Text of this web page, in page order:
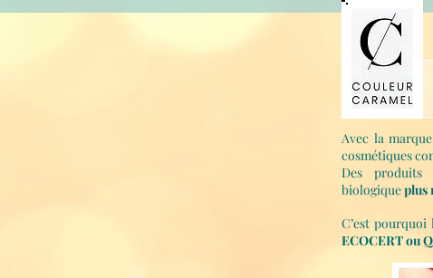
Avec la
cosmétiques
Des produits
biologiqueplus
C’est
ECOCERT ou